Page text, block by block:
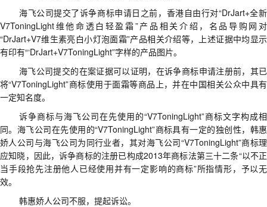
海飞公司提交了诉争商标申请日之前，香港自由行对“DrJart+全新
V7ToningLight维他命透白轻盈霜 ”产品相关介绍，名品导购网对
“DrJart+V7维生素亮白小灯泡面霜”产品相关介绍等，上述证据中均显示
有印有“‘DrJart+V7ToningLight”字样的产品图片。
海飞公司提交的在案证据可以证明，在诉争商标申请注册前，其已
将“V7ToningLight”商标使用于面霜等商品上，并在中国相关公众中具有
一定知名度。
诉争商标与海飞公司在先使用的“V7ToningLight”商标文字构成相
同。海飞公司在先使用的“V7ToningLight”商标具有一定的独创性，韩惠
娇人公司与海飞公司为同行业者，其对海飞公司“V7ToningLight”商标理
应知晓，因此，诉争商标的注册已构成2013年商标法第三十二条“以不正
当手段抢先注册他人已经使用并有一定影响的商标”所指情形， 予以无
效。
韩惠娇人公司不服， 提起诉讼。